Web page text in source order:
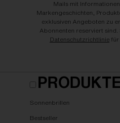
Mails mit
Markengeschichten,
exklusiven Angeboten zu
Abonnenten reserviert sind.
Datenschutzrichtlinie für
Sonnenbrillen
Bestseller